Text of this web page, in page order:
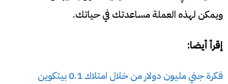
ويمكن لهذه العملة مساعدتك في حياتك.
إقرأ أيضا:
فكرة جني مليون دولار من خلال امتلاك 0.1 بيتكوين